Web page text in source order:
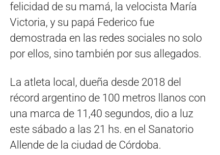
felicidad de su mamá, la velocista María
Victoria, y su papá Federico fue
demostrada en las redes sociales no solo
por ellos, sino también por sus allegados.
La atleta local, dueña desde 2018 del
récord argentino de 100 metros llanos con
una marca de 11,40 segundos, dio a luz
este sábado a las 21 hs. en el Sanatorio
Allende de la ciudad de Córdoba.